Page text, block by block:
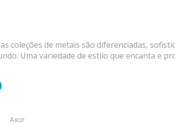
coleções de metais são diferenciadas,
Uma variedade de estilo que encanta e
Axor